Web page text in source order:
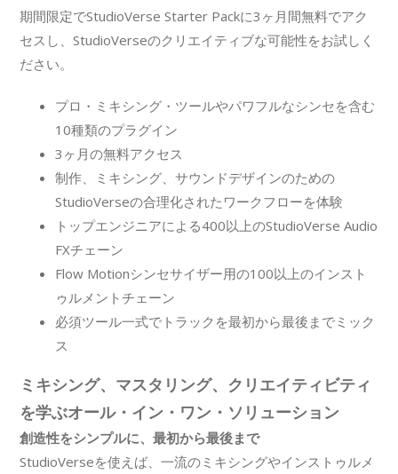
期間限定でStudioVerse Starter Packに3ヶ月間無料でアク
セスし、StudioVerseのクリエイティブな可能性をお試しく
ださい。
プロ・ミキシング・ツールやパワフルなシンセを含む
10種類のプラグイン
3ヶ月の無料アクセス
制作、ミキシング、サウンドデザインのための
StudioVerseの合理化されたワークフローを体験
トップエンジニアによる400以上のStudioVerse Audio
FXチェーン
Flow Motionシンセサイザー用の100以上のインスト
ゥルメントチェーン
必須ツール一式でトラックを最初から最後までミック
ス
ミキシング、マスタリング、クリエイティビティ
を学ぶオール・イン・ワン・ソリューション
創造性をシンプルに、最初から最後まで
StudioVerseを使えば、一流のミキシングやインストゥルメ